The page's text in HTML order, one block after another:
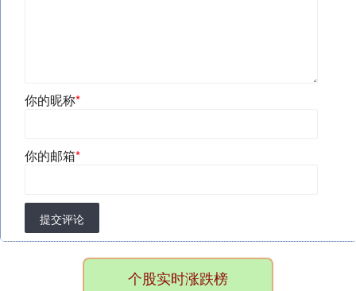
你的昵称*
你的邮箱*
提交评论
个股实时涨跌榜